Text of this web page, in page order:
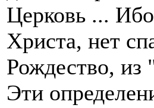
Церковь ...
Христа, нет
Рождество, из
Эти